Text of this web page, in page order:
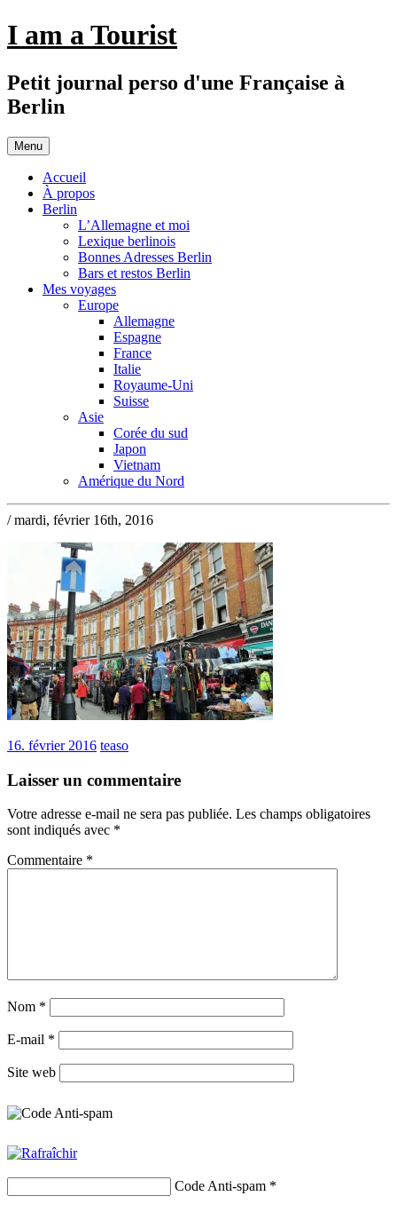
Aller
au
I am a Tourist
Petit journal perso d'une Française à
Berlin
Menu
Accueil
À propos
Berlin
L’Allemagne et moi
Lexique berlinois
Bonnes Adresses Berlin
Bars et restos Berlin
Mes voyages
Europe
Allemagne
Espagne
France
Italie
Royaume-Uni
Suisse
Asie
Corée du sud
Japon
Vietnam
Amérique du Nord
/ mardi, février 16th, 2016
16. février 2016 teaso
Laisser un commentaire
Votre adresse e-mail ne sera pas publiée. Les champs obligatoires
sont indiqués avec *
Commentaire *
Nom *
E-mail *
Site web
Code Anti-spam *